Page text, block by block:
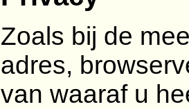
Zoals bij de
adres,
van waaraf u